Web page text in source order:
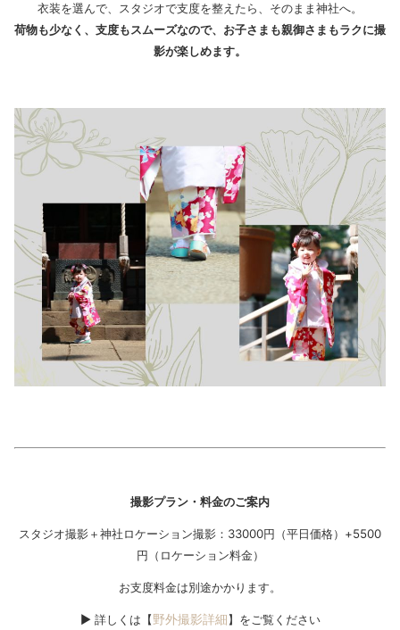
衣装を選んで、スタジオで支度を整えたら、そのまま神社へ。
荷物も少なく、支度もスムーズなので、お子さまも親御さまもラクに撮
影が楽しめます。
撮影プラン・料金のご案内
スタジオ撮影＋神社ロケーション撮影：33000円（平日価格）+5500
円（ロケーション料金）
お支度料金は別途かかります。
▶ 詳しくは【野外撮影詳細】をご覧ください